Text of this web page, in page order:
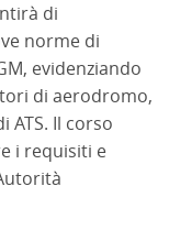
di
norme di
evidenziando
di aerodromo,
ATS. Il corso
i requisiti e